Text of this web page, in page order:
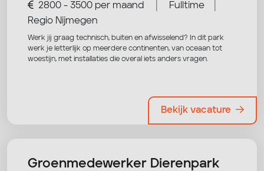
2800 - 3500 per maand Fulltime
Regio Nijmegen
Werk jij graag technisch, buiten en afwisselend? In dit park
werk je letterlijk op meerdere continenten, van oceaan tot
woestijn, met installaties die overal iets anders vragen.
Bekijk vacature
Groenmedewerker Dierenpark